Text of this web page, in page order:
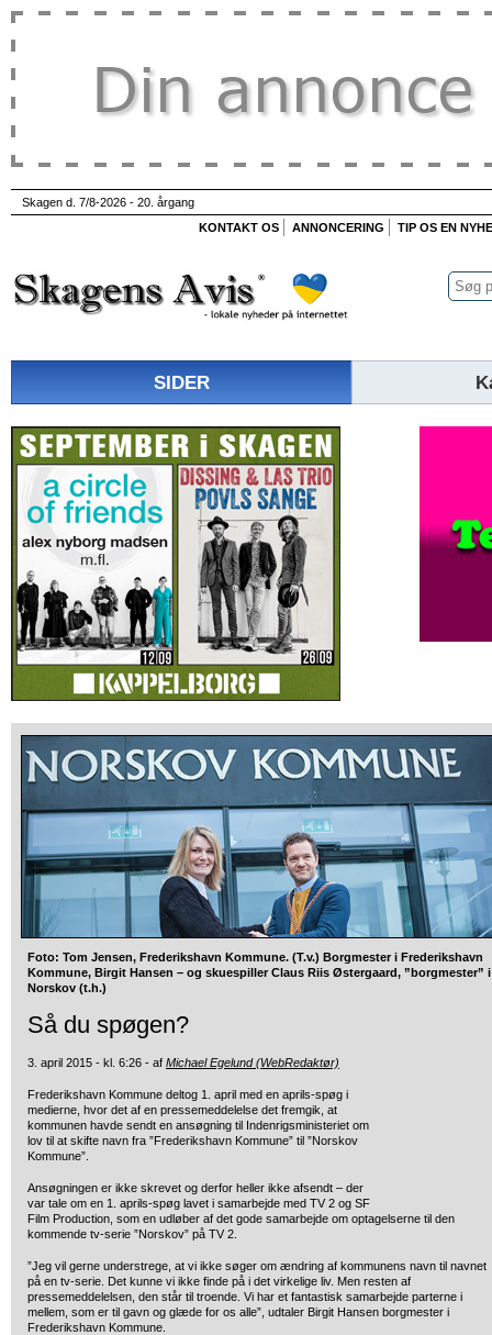
Skagen d. 7/8-2026 - 20. årgang
KONTAKT OS
ANNONCERING TIP OS EN
SIDER
Foto: Tom Jensen, Frederikshavn Kommune. (T.v.) Borgmester i Frederikshavn
Kommune, Birgit Hansen – og skuespiller Claus Riis Østergaard, ”borgmester” i
Norskov (t.h.)
Så du spøgen?
3. april 2015 - kl. 6:26 - af Michael Egelund (WebRedaktør)
Frederikshavn Kommune deltog 1. april med en aprils-spøg i
medierne, hvor det af en pressemeddelelse det fremgik, at
kommunen havde sendt en ansøgning til Indenrigsministeriet om
lov til at skifte navn fra ”Frederikshavn Kommune” til ”Norskov
Kommune”.
Ansøgningen er ikke skrevet og derfor heller ikke afsendt – der
var tale om en 1. aprils-spøg lavet i samarbejde med TV 2 og SF
Film Production, som en udløber af det gode samarbejde om optagelserne til den
kommende tv-serie ”Norskov” på TV 2.
”Jeg vil gerne understrege, at vi ikke søger om ændring af kommunens navn til navnet
på en tv-serie. Det kunne vi ikke finde på i det virkelige liv. Men resten af
pressemeddelelsen, den står til troende. Vi har et fantastisk samarbejde parterne i
mellem, som er til gavn og glæde for os alle”, udtaler Birgit Hansen borgmester i
Frederikshavn Kommune.